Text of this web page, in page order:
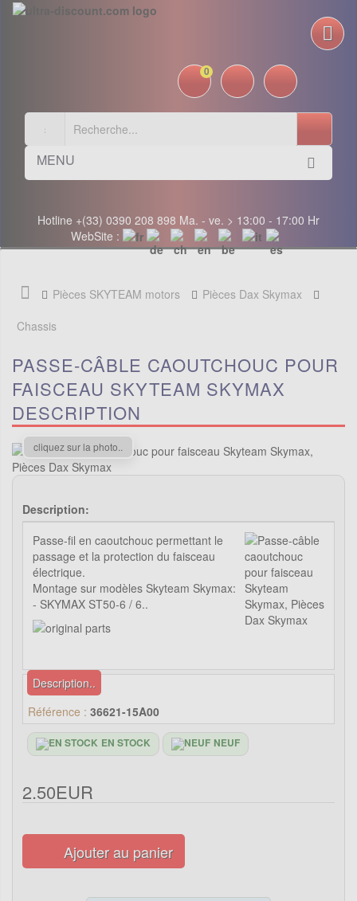
0
MENU
Hotline +(33) 0390 208 898 Ma. - ve. > 13:00 - 17:00 Hr
WebSite :
Pièces SKYTEAM motors
Pièces Dax Skymax
Chassis
PASSE-CÂBLE CAOUTCHOUC POUR
FAISCEAU SKYTEAM SKYMAX
DESCRIPTION
cliquez sur la photo..
Description:
Passe-fil en caoutchouc permettant le
passage et la protection du faisceau
électrique.
Montage sur modèles Skyteam Skymax:
- SKYMAX ST50-6 / 6..
Description..
Référence : 36621-15A00
EN STOCK NEUF
2.50EUR
Ajouter au panier